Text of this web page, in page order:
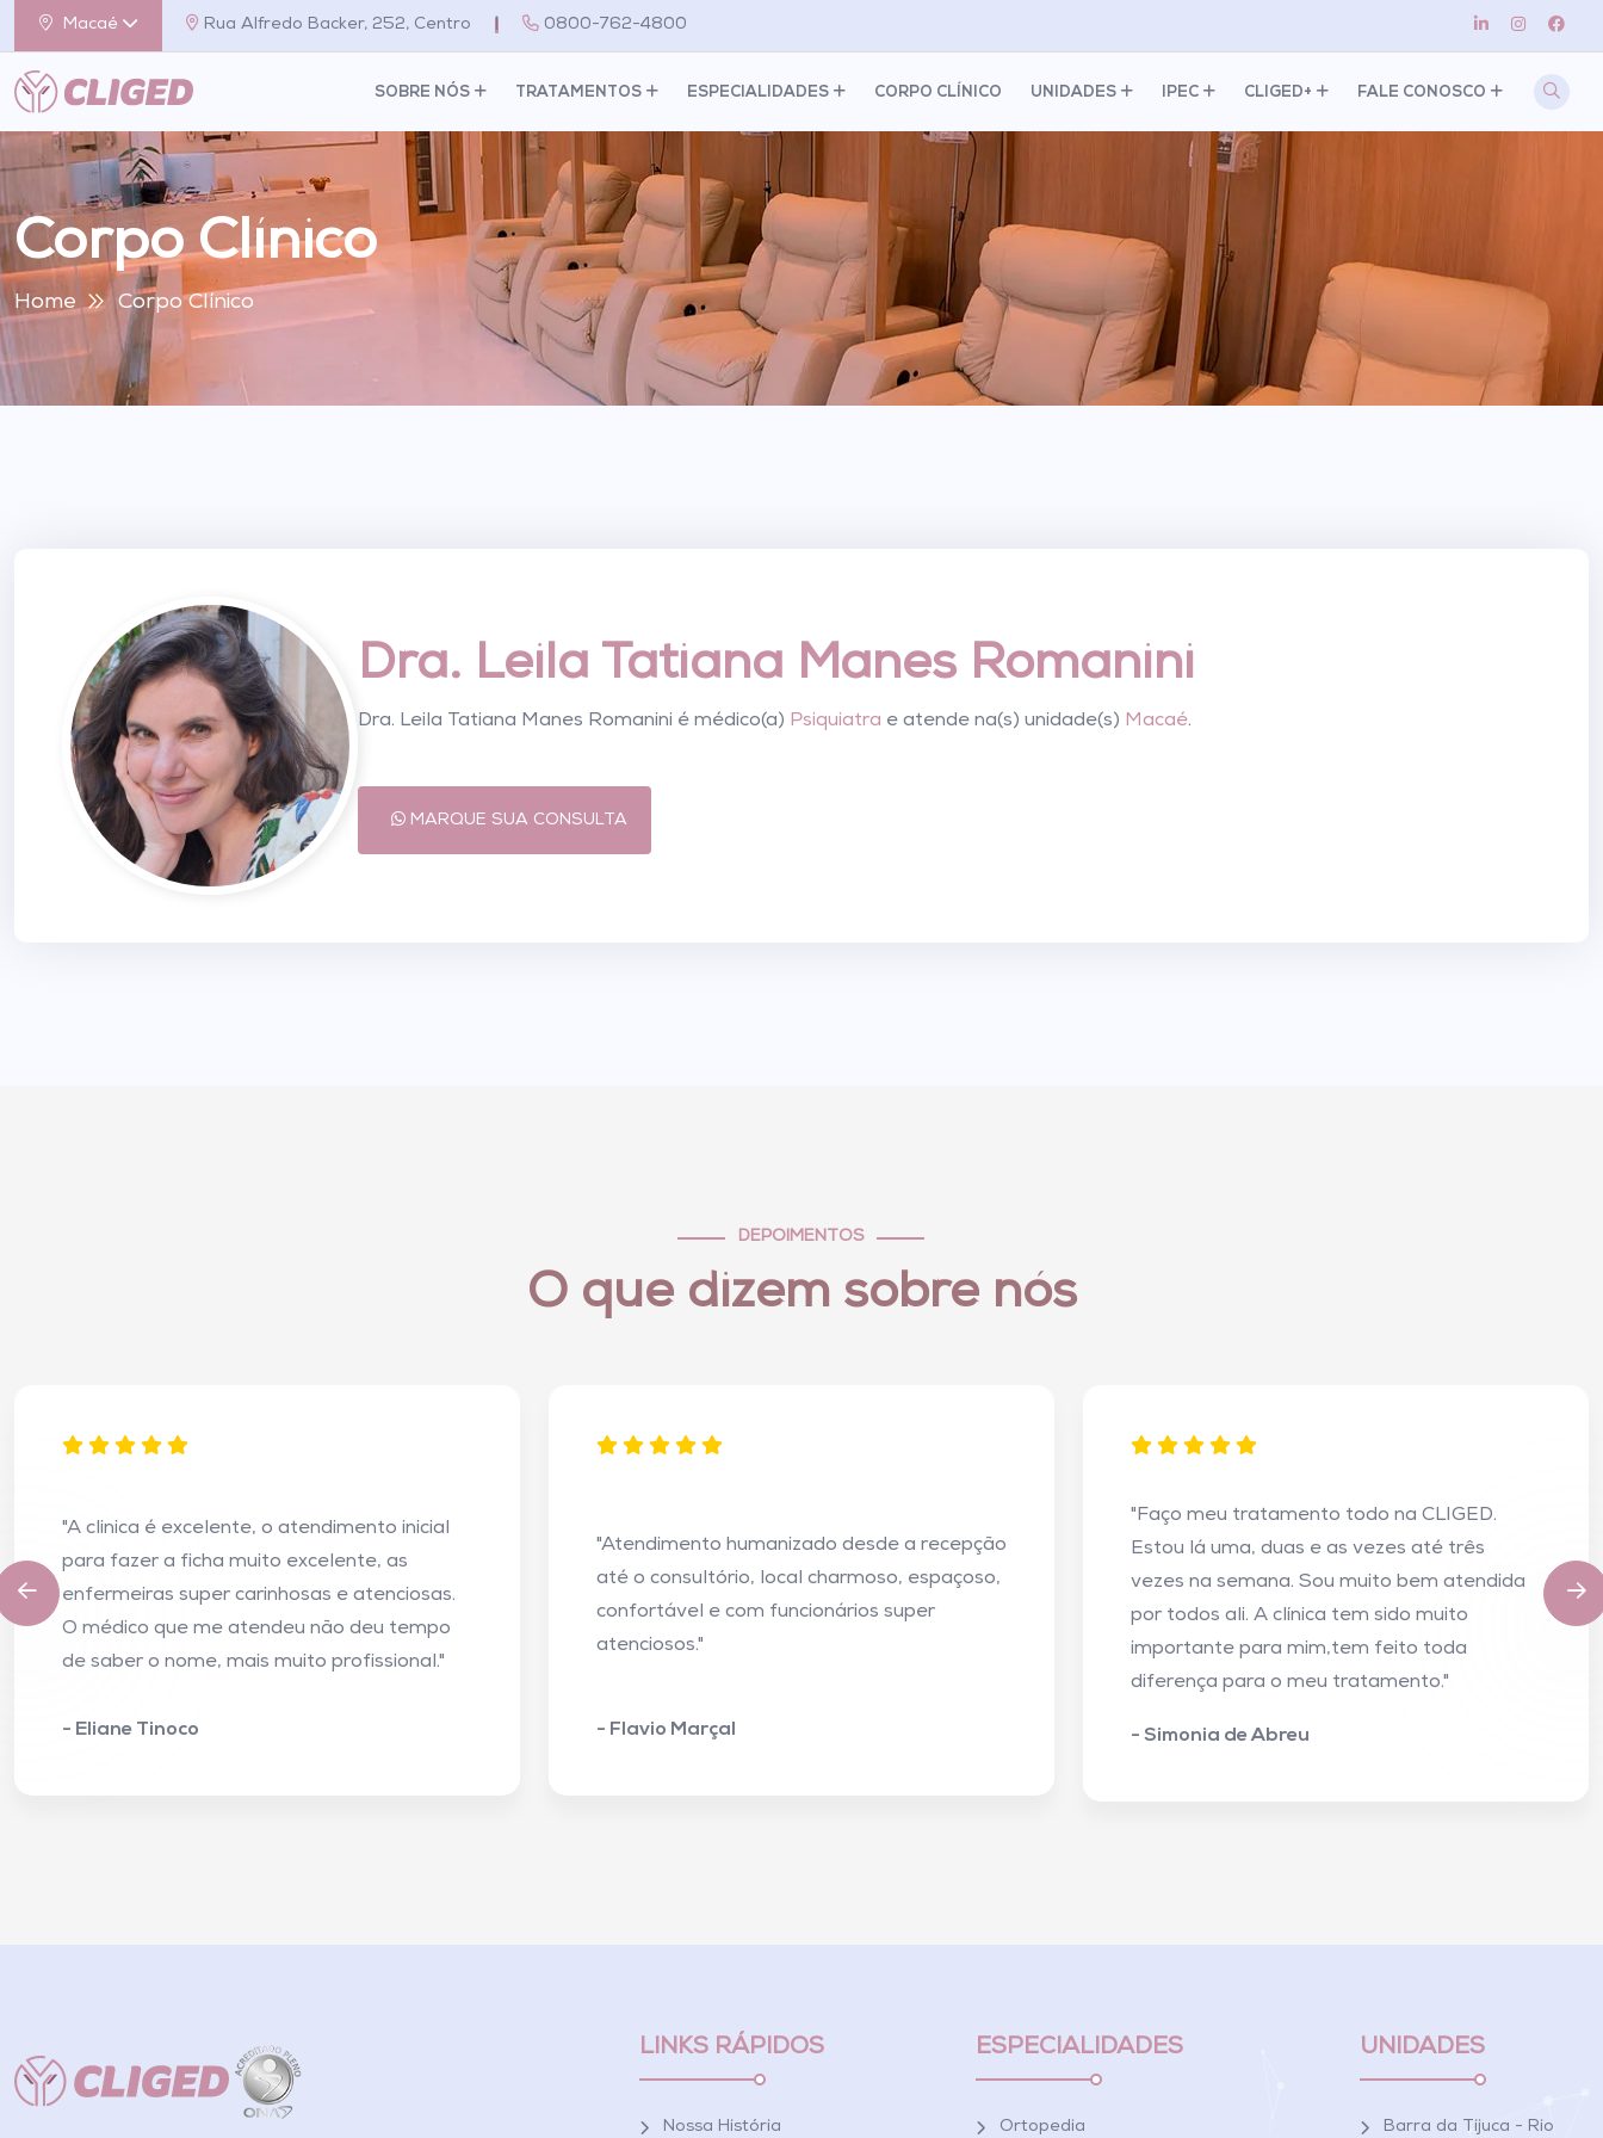
Macaé Rua Alfredo Backer, 252, Centro 0800-762-4800
SOBRE NÓS TRATAMENTOS ESPECIALIDADES CORPO CLÍNICO UNIDADES IPEC CLIGED+ FALE CONOSCO
Corpo Clínico
Home Corpo Clínico
Dra. Leila Tatiana Manes Romanini
Dra. Leila Tatiana Manes Romanini é médico(a) Psiquiatra e atende na(s) unidade(s) Macaé.
MARQUE SUA CONSULTA
DEPOIMENTOS
O que dizem sobre nós
"A clinica é excelente, o atendimento inicial
para fazer a ficha muito excelente, as
enfermeiras super carinhosas e atenciosas.
O médico que me atendeu não deu tempo
de saber o nome, mais muito profissional."
- Eliane Tinoco
"Atendimento humanizado desde a recepção
até o consultório, local charmoso, espaçoso,
confortável e com funcionários super
atenciosos."
- Flavio Marçal
"Faço meu tratamento todo na CLIGED.
Estou lá uma, duas e as vezes até três
vezes na semana. Sou muito bem atendida
por todos ali. A clínica tem sido muito
importante para mim,tem feito toda
diferença para o meu tratamento."
- Simonia de Abreu
LINKS RÁPIDOS
Nossa História
ESPECIALIDADES
Ortopedia
UNIDADES
Barra da Tijuca - Rio